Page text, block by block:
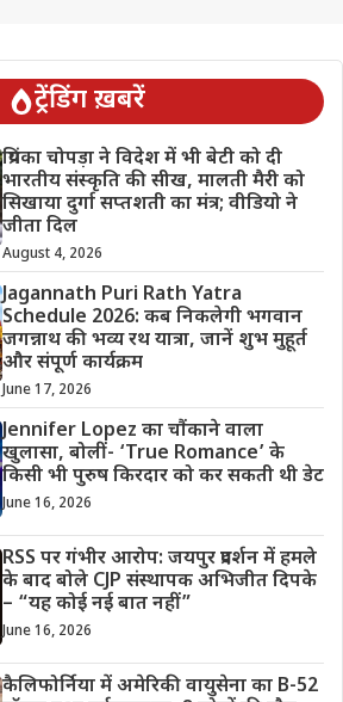
ट्रेंडिंग ख़बरें
प्रियंका चोपड़ा ने विदेश में भी बेटी को दी
भारतीय संस्कृति की सीख, मालती मैरी को
सिखाया दुर्गा सप्तशती का मंत्र; वीडियो ने
जीता दिल
August 4, 2026
Jagannath Puri Rath Yatra
Schedule 2026: कब निकलेगी भगवान
जगन्नाथ की भव्य रथ यात्रा, जानें शुभ मुहूर्त
और संपूर्ण कार्यक्रम
June 17, 2026
Jennifer Lopez का चौंकाने वाला
खुलासा, बोलीं- ‘True Romance’ के
किसी भी पुरुष किरदार को कर सकती थी डेट
June 16, 2026
RSS पर गंभीर आरोप: जयपुर प्रदर्शन में हमले
के बाद बोले CJP संस्थापक अभिजीत दिपके
– “यह कोई नई बात नहीं”
June 16, 2026
कैलिफोर्निया में अमेरिकी वायुसेना का B-52